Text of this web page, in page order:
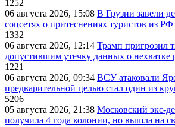
1252
06 августа 2026, 15:08 В Грузии завели
соцсетях о притеснениях туристов из РФ
1332
06 августа 2026, 12:14 Трамп пригрозил
допустившим утечку данных о
1221
06 августа 2026, 09:34 ВСУ атаковали
предварительной целью стал один из
5206
05 августа 2026, 21:38 Московский экс-
получила 4 года колонии, но вышла на